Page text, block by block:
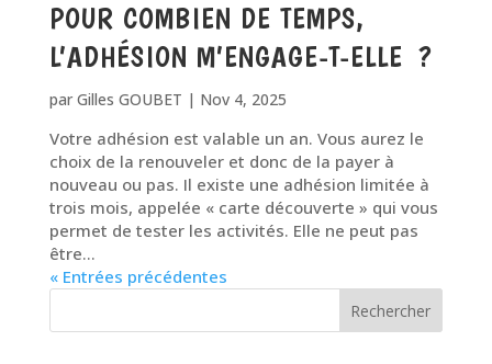
POUR COMBIEN DE TEMPS,
L’ADHÉSION M’ENGAGE-T-ELLE ?
par Gilles GOUBET | Nov 4, 2025
Votre adhésion est valable un an. Vous aurez le
choix de la renouveler et donc de la payer à
nouveau ou pas. Il existe une adhésion limitée à
trois mois, appelée « carte découverte » qui vous
permet de tester les activités. Elle ne peut pas
être...
« Entrées précédentes